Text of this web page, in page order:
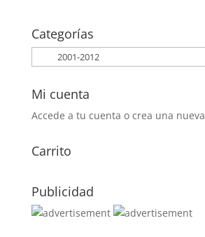
Categorías
Mi cuenta
Accede a tu cuenta o crea una nueva
Carrito
Publicidad